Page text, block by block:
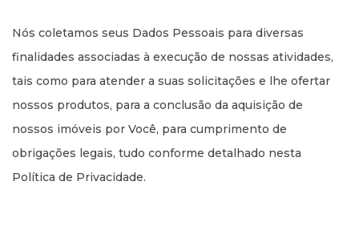
Nós coletamos seus Dados Pessoais para diversas
finalidades associadas à execução de nossas atividades,
tais como para atender a suas solicitações e lhe ofertar
nossos produtos, para a conclusão da aquisição de
nossos imóveis por Você, para cumprimento de
obrigações legais, tudo conforme detalhado nesta
Política de Privacidade.